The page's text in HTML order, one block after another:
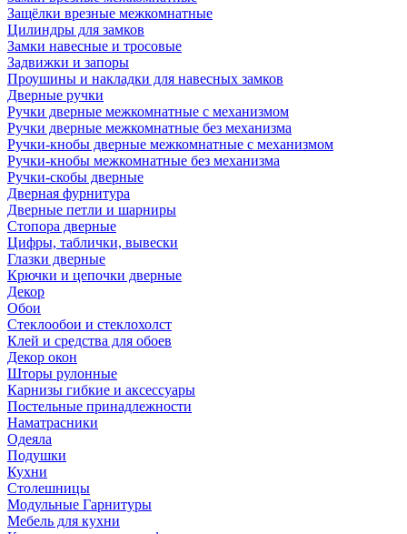
Защёлки врезные межкомнатные
Цилиндры для замков
Замки навесные и тросовые
Задвижки и запоры
Проушины и накладки для навесных замков
Дверные ручки
Ручки дверные межкомнатные с механизмом
Ручки дверные межкомнатные без механизма
Ручки-кнобы дверные межкомнатные с механизмом
Ручки-кнобы межкомнатные без механизма
Ручки-скобы дверные
Дверная фурнитура
Дверные петли и шарниры
Стопора дверные
Цифры, таблички, вывески
Глазки дверные
Крючки и цепочки дверные
Декор
Обои
Стеклообои и стеклохолст
Клей и средства для обоев
Декор окон
Шторы рулонные
Карнизы гибкие и аксессуары
Постельные принадлежности
Наматрасники
Одеяла
Подушки
Кухни
Столешницы
Модульные Гарнитуры
Мебель для кухни